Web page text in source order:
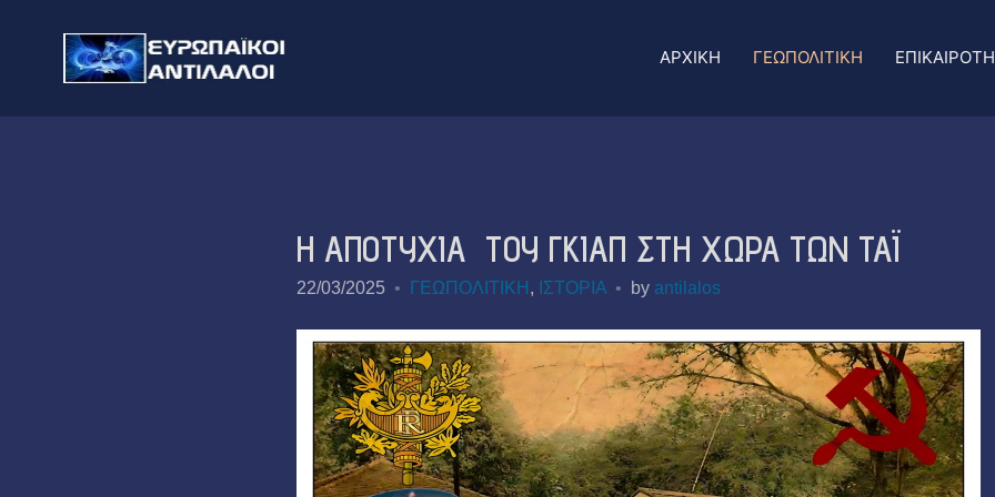
ΑΡΧΙΚΗ ΓΕΩΠΟΛΙΤΙΚΗ
Η ΑΠΟΤΥΧΙΑ ΤΟΥ ΓΚΙΑΠ ΣΤΗ ΧΩΡΑ ΤΩΝ ΤΑΪ
22/03/2025 ΓΕΩΠΟΛΙΤΙΚΗ , ΙΣΤΟΡΙΑ by antilalos